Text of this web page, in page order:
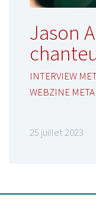
Jason
INTERVIEW
WEBZINE
25 juillet 2023